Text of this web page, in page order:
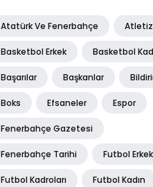
Atatürk Ve Fenerbahçe
Basketbol Erkek Basketbol
Başarılar Başkanlar
Boks Efsaneler Espor
Fenerbahçe Gazetesi
Fenerbahçe Tarihi Futbol Erkek
Futbol Kadroları Futbol Kadın